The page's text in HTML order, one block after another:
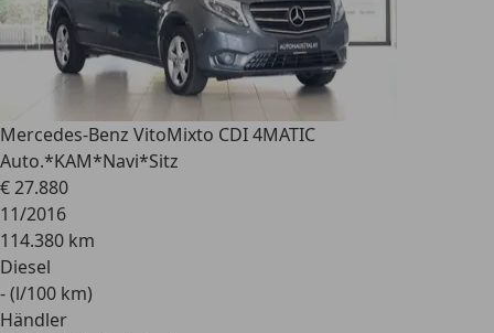
Mercedes-Benz VitoMixto CDI 4MATIC
Auto.*KAM*Navi*Sitz
€ 27.880
11/2016
114.380 km
Diesel
- (l/100 km)
Händler